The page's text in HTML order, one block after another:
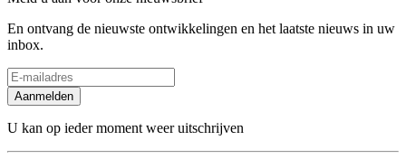
En ontvang de nieuwste ontwikkelingen en het laatste nieuws in uw
inbox.
Aanmelden
U kan op ieder moment weer uitschrijven